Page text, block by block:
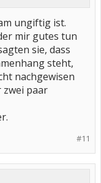
ungiftig ist.
mir gutes tun
sie, dass
steht,
nachgewisen
zwei paar
#11